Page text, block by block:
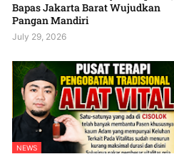
Bapas Jakarta Barat Wujudkan
Pangan Mandiri
July 29, 2026
NEWS